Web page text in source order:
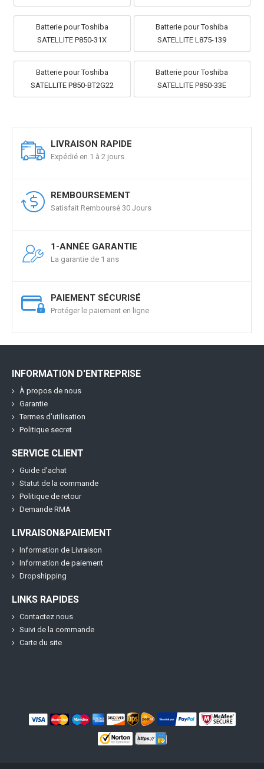
Batterie pour Toshiba
SATELLITE P850-31X
Batterie pour Toshiba
SATELLITE L875-139
Batterie pour Toshiba
SATELLITE P850-BT2G22
Batterie pour Toshiba
SATELLITE P850-33E
LIVRAISON RAPIDE
Expédié en 1 à 2 jours
REMBOURSEMENT
Satisfait Remboursé 30 Jours
1-ANNÉE GARANTIE
La garantie de 1 ans
PAIEMENT SÉCURISÉ
Protéger le paiement en ligne
INFORMATION D'ENTREPRISE
À propos de nous
Garantie
Termes d'utilisation
Politique secret
SERVICE CLIENT
Guide d'achat
Statut de la commande
Politique de retour
Demande RMA
LIVRAISON&PAIEMENT
Information de Livraison
Information de paiement
Dropshipping
LINKS RAPIDES
Contactez nous
Suivi de la commande
Carte du site